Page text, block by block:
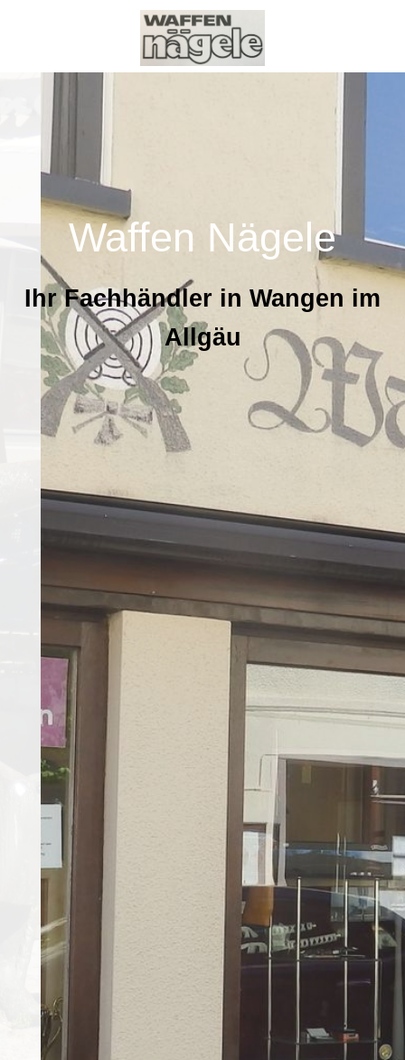
Waffen Nägele
Ihr Fachhändler in Wangen im
Allgäu